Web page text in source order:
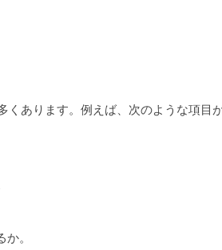
くあります。例えば、次のような項目
。